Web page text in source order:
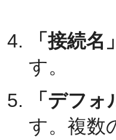
「接続名」
す。
「デフ
す。複数